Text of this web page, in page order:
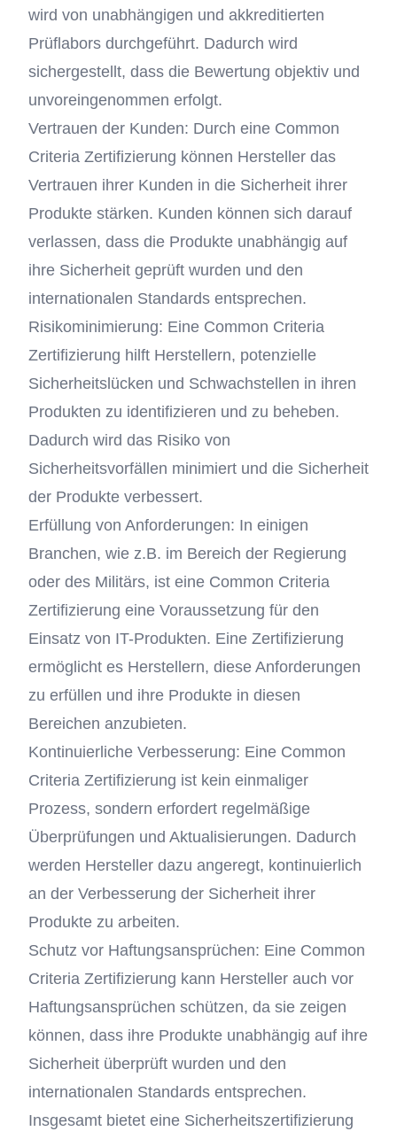
wird von unabhängigen und akkreditierten
Prüflabors durchgeführt. Dadurch wird
sichergestellt, dass die Bewertung objektiv und
unvoreingenommen erfolgt.
Vertrauen der Kunden: Durch eine Common
Criteria Zertifizierung können Hersteller das
Vertrauen ihrer Kunden in die Sicherheit ihrer
Produkte stärken. Kunden können sich darauf
verlassen, dass die Produkte unabhängig auf
ihre Sicherheit geprüft wurden und den
internationalen Standards entsprechen.
Risikominimierung: Eine Common Criteria
Zertifizierung hilft Herstellern, potenzielle
Sicherheitslücken und Schwachstellen in ihren
Produkten zu identifizieren und zu beheben.
Dadurch wird das Risiko von
Sicherheitsvorfällen minimiert und die Sicherheit
der Produkte verbessert.
Erfüllung von Anforderungen: In einigen
Branchen, wie z.B. im Bereich der Regierung
oder des Militärs, ist eine Common Criteria
Zertifizierung eine Voraussetzung für den
Einsatz von IT-Produkten. Eine Zertifizierung
ermöglicht es Herstellern, diese Anforderungen
zu erfüllen und ihre Produkte in diesen
Bereichen anzubieten.
Kontinuierliche Verbesserung: Eine Common
Criteria Zertifizierung ist kein einmaliger
Prozess, sondern erfordert regelmäßige
Überprüfungen und Aktualisierungen. Dadurch
werden Hersteller dazu angeregt, kontinuierlich
an der Verbesserung der Sicherheit ihrer
Produkte zu arbeiten.
Schutz vor Haftungsansprüchen: Eine Common
Criteria Zertifizierung kann Hersteller auch vor
Haftungsansprüchen schützen, da sie zeigen
können, dass ihre Produkte unabhängig auf ihre
Sicherheit überprüft wurden und den
internationalen Standards entsprechen.
Insgesamt bietet eine Sicherheitszertifizierung